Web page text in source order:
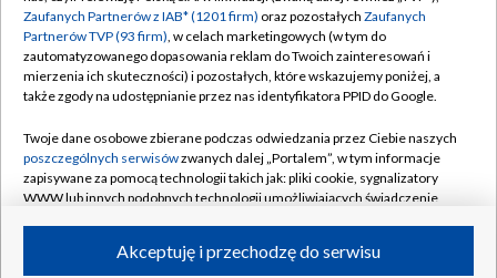
Emisja w TVP
Centrum informacji TVP
Naziemna Telewizja Cyfrowa
Rada Programowa
System NOS
Informacje o nadawcy
Program dla prasy
Polityka prywatności
Moje zgody
Pomoc
Kontakt
Kanały
Zaufanych Partnerów z IAB* (1201 firm) oraz pozostałych Zaufanych
Partnerów TVP (93 firm), w celach marketingowych (w tym do
zautomatyzowanego dopasowania reklam do Twoich zainteresowań i
mierzenia ich skuteczności) i pozostałych, które wskazujemy poniżej, a
także zgody na udostępnianie przez nas identyfikatora PPID do Google.
Twoje dane osobowe zbierane podczas odwiedzania przez Ciebie naszych
poszczególnych serwisówzwanych dalej „Portalem”, w tym informacje
zapisywane za pomocą technologii takich jak: pliki cookie, sygnalizatory
WWW lub innych podobnych technologii umożliwiających świadczenie
ruchu w Internecie.Akceptuję i przechodzę do serwisu